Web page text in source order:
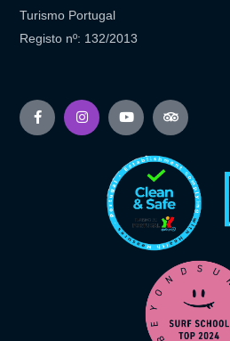
Turismo Portugal
Registo nº: 132/2013